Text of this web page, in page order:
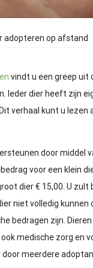
adopteren op afstand
vindt u een greep uit
Ieder dier heeft zijn
verhaal kunt u lezen
door middel
voor een klein
dier € 15,00. U zult
niet volledig kunnen
bedragen zijn.
medische zorg en
door meerdere